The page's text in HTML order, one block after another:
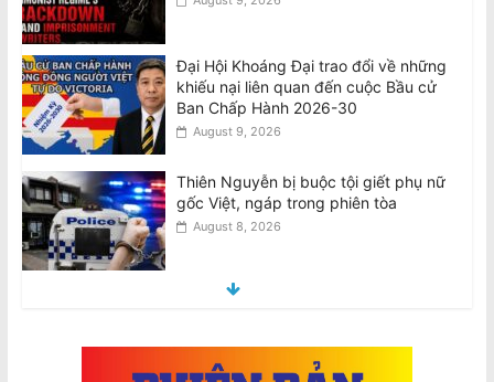
Đại Hội Khoáng Đại trao đổi về những
khiếu nại liên quan đến cuộc Bầu cử
Ban Chấp Hành 2026-30
August 9, 2026
Thiên Nguyễn bị buộc tội giết phụ nữ
gốc Việt, ngáp trong phiên tòa
August 8, 2026
National Stroke Week: Mẹo đơn giản